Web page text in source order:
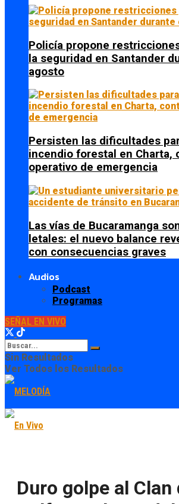
Policía propone
la seguridad en Santander
agosto
Persisten las dificultades
incendio forestal en Charta,
operativo de emergencia
Las vías de Bucaramanga
letales: el nuevo balance
con consecuencias graves
Audios
Podcast
Programas
SEÑAL EN VIVO
Sin Resultados
Ver Todos los Resultados
Duro golpe al Clan